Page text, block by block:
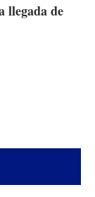
llegada de